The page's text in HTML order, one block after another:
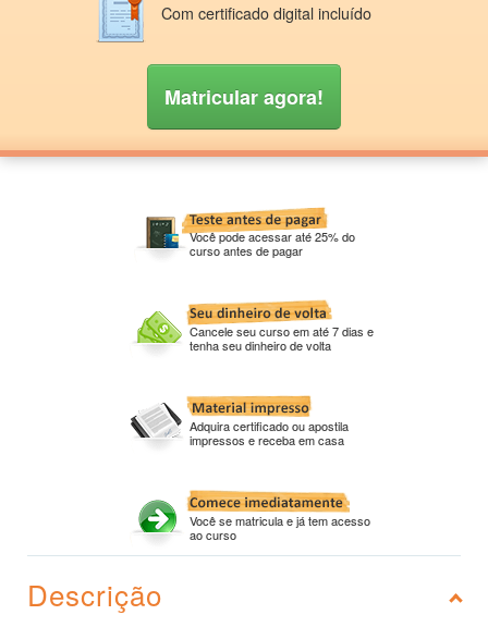
Com certificado digital incluído
Matricular agora!
Você pode acessar até 25% do
curso antes de pagar
Cancele seu curso em até 7 dias e
tenha seu dinheiro de volta
Adquira certificado ou apostila
impressos e receba em casa
Você se matricula e já tem acesso
ao curso
Descrição